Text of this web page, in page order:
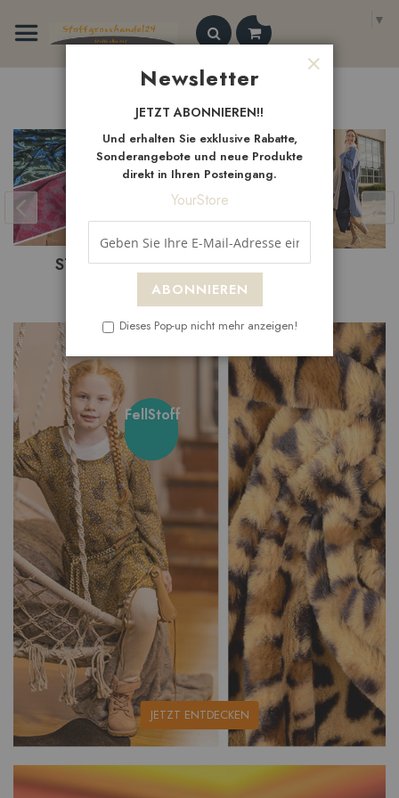
Inhalt
springen
▼
Search
NeueArtikel
SALE NEUHEITEN
unsere
FellStoff
JETZT ENTDECKEN
Newsletter
JETZT ABONNIEREN!!
Und erhalten Sie exklusive Rabatte,
Sonderangebote und neue Produkte
direkt in Ihren Posteingang.
YourStore
ABONNIEREN
Dieses Pop-up nicht mehr anzeigen!